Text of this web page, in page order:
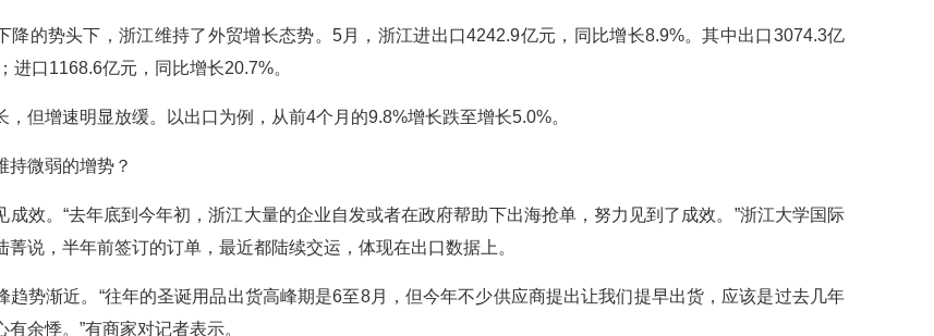
降的势头下，浙江维持了外贸增长态势。5月，浙江进出口4242.9亿元，同比增长8.9%。其中出口3074.3亿
进口1168.6亿元，同比增长20.7%。
，但增速明显放缓。以出口为例，从前4个月的9.8%增长跌至增长5.0%。
持微弱的增势？
成效。“去年底到今年初，浙江大量的企业自发或者在政府帮助下出海抢单，努力见到了成效。”浙江大学国际
菁说，半年前签订的订单，最近都陆续交运，体现在出口数据上。
趋势渐近。“往年的圣诞用品出货高峰期是6至8月，但今年不少供应商提出让我们提早出货，应该是过去几年
余悸。”有商家对记者表示。